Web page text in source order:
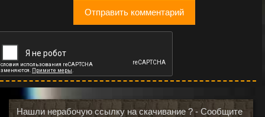
Нашли нерабочую ссылку на скачивание ? - Сообщите